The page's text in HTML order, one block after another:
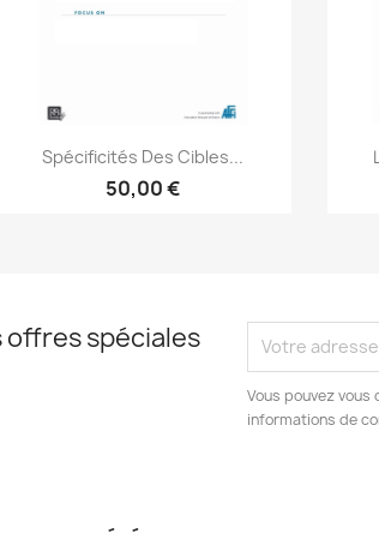
Aperçu rapide
Spécificités Des Cibles...
50,00 €
offres spéciales
Vous pouvez
informations de